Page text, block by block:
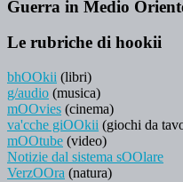
Guerra in Medio
Le rubriche di hookii
bhOOkii (libri)
g/audio (musica)
mOOvies (cinema)
va'cche giOOkii (giochi da
mOOtube (video)
Notizie dal sistema sOOlare
VerzOOra (natura)